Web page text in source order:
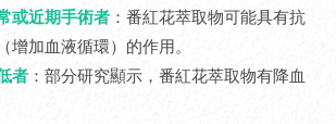
或近期手術者 ：番紅花萃取物可能具有抗
增加血液循環）的作用。
者 ：部分研究顯示，番紅花萃取物有降血